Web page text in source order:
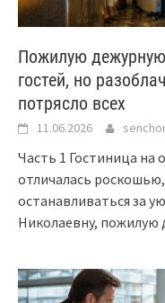
Пожилую
гостей, но
потрясло всех
11.06.2026
Часть 1 Гостиница на
отличалась
останавливаться за
Николаевну, пожилую